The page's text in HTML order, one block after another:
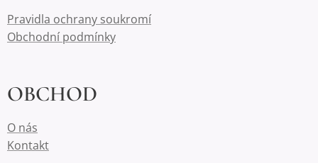
Pravidla ochrany soukromí
Obchodní podmínky
OBCHOD
O nás
Kontakt